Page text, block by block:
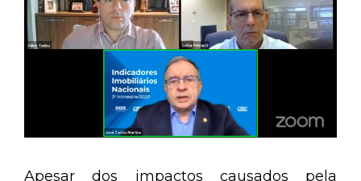
Apesar dos impactos causados pela